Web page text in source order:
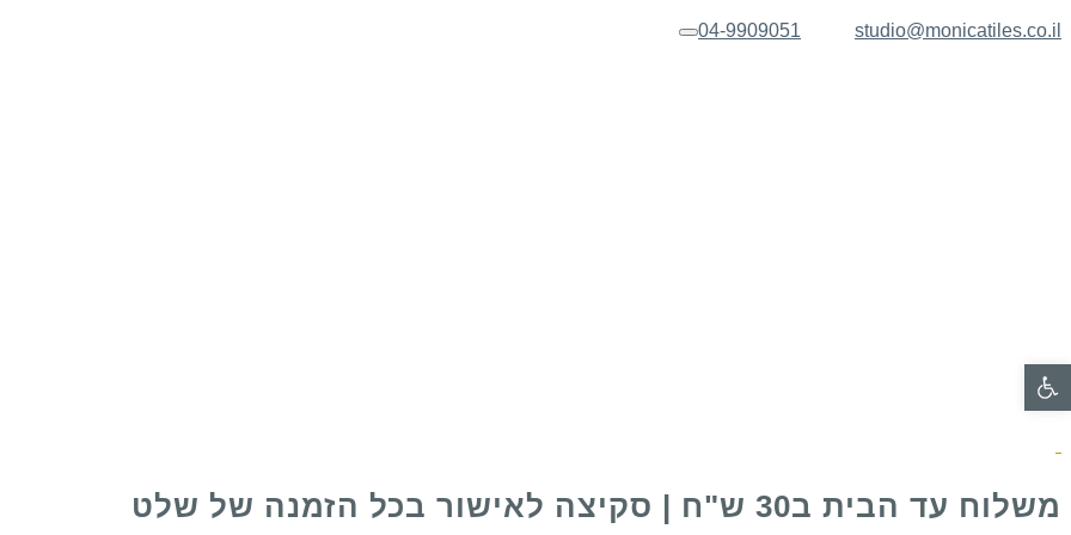
studio@monicatiles.co.il
04-9909051 תפריט
משלוח עד הבית ב30 ש"ח | סקיצה לאישור בכל הזמנה של שלט
פתח סרגל נגישות